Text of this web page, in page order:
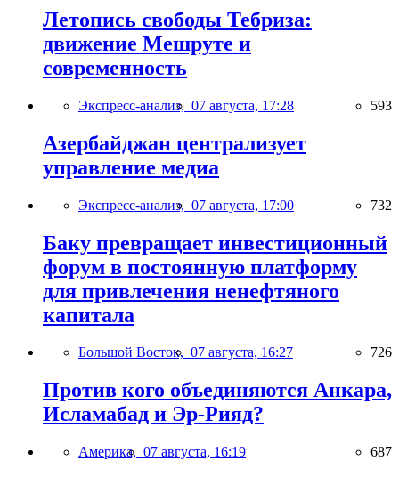
Летопись свободы Тебриза:
движение Мешруте и
современность
Экспресс-анализ, 07 августа, 17:28 593
Азербайджан централизует
управление медиа
Экспресс-анализ, 07 августа, 17:00 732
Баку превращает инвестиционный
форум в постоянную платформу
для привлечения ненефтяного
капитала
Большой Восток, 07 августа, 16:27 726
Против кого объединяются Анкара,
Исламабад и Эр-Рияд?
Америка, 07 августа, 16:19 687